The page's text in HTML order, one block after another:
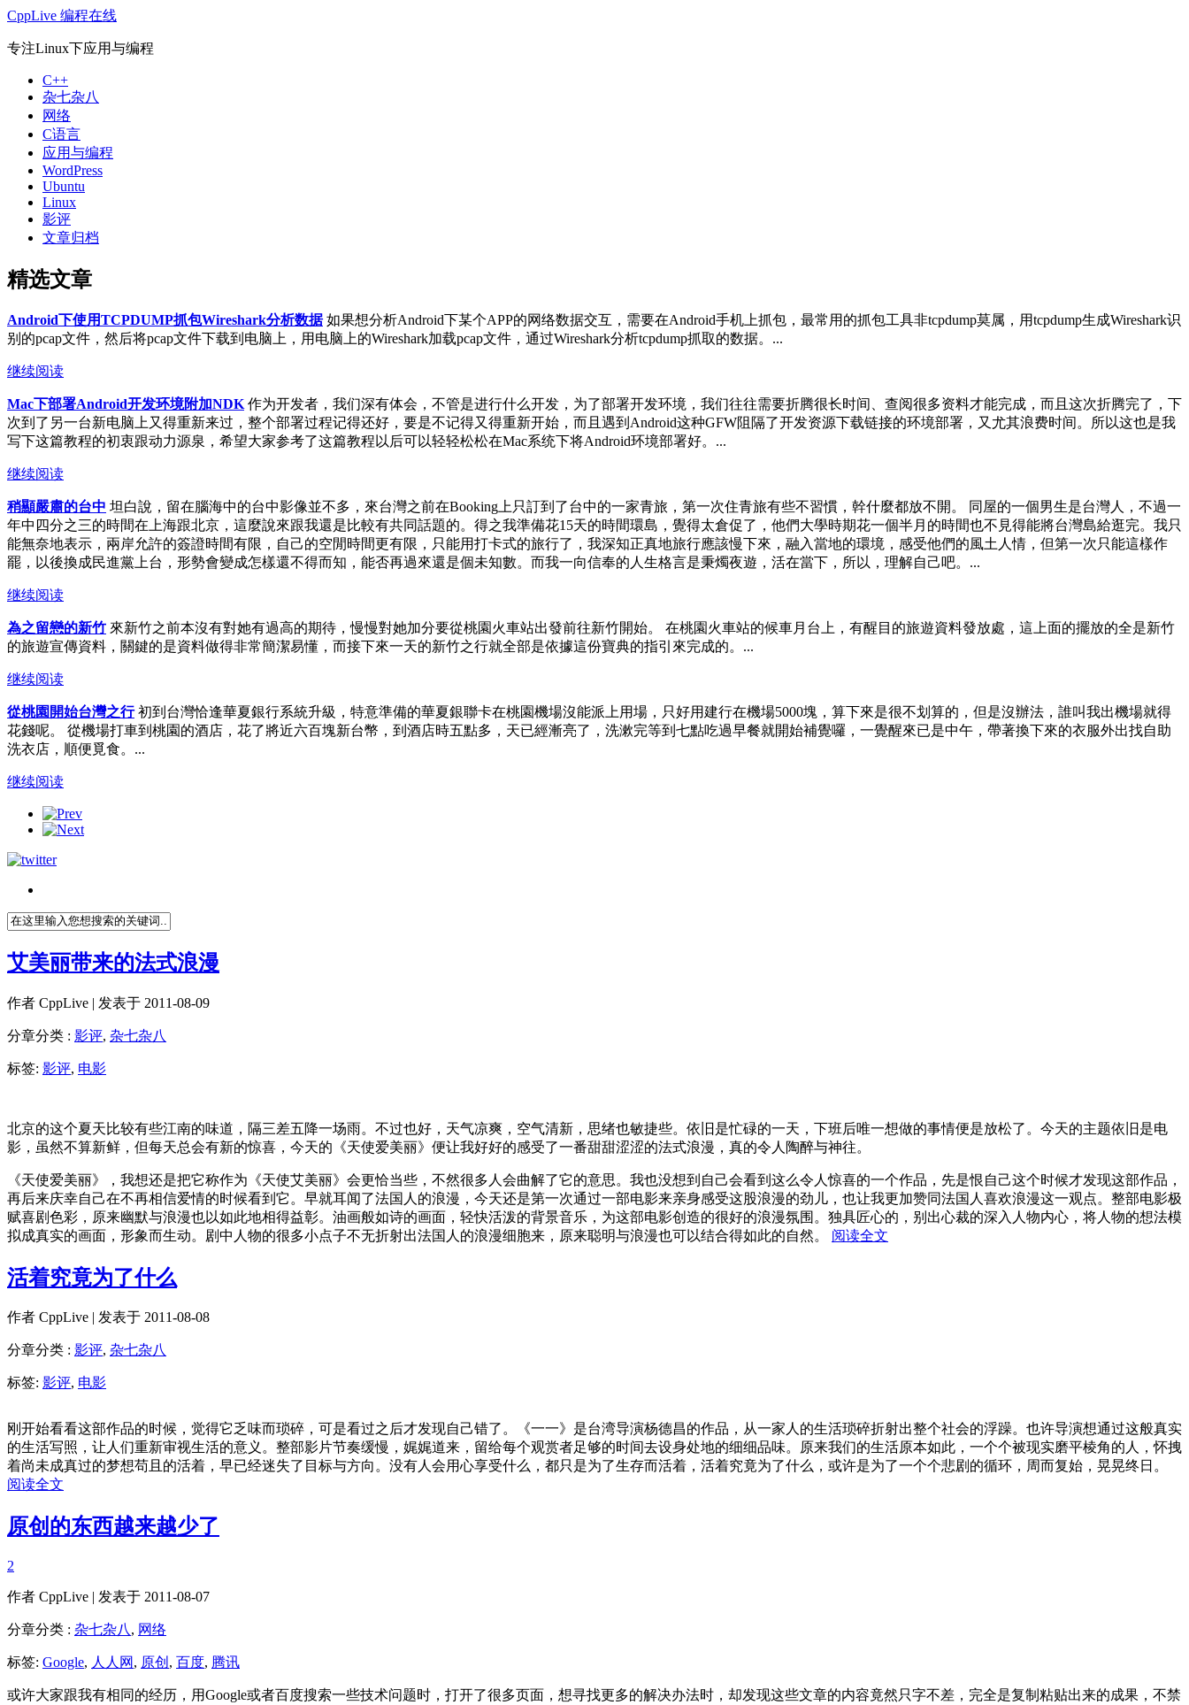
CppLive 编程在线
专注Linux下应用与编程
C++
杂七杂八
网络
C语言
应用与编程
WordPress
Ubuntu
Linux
影评
文章归档
精选文章
Android下使用TCPDUMP抓包Wireshark分析数据如果想分析Android下某个APP的网络数据交互，需要在Android手机上抓包，最常用的抓包工具非tcpdump莫属，用tcpdump生成Wireshark识
别的pcap文件，然后将pcap文件下载到电脑上，用电脑上的Wireshark加载pcap文件，通过Wireshark分析tcpdump抓取的数据。...
继续阅读
Mac下部署Android开发环境附加NDK 作为开发者，我们深有体会，不管是进行什么开发，为了部署开发环境，我们往往需要折腾很长时间、查阅很多资料才能完成，而且这次折腾完了，下
次到了另一台新电脑上又得重新来过，整个部署过程记得还好，要是不记得又得重新开始，而且遇到Android这种GFW阻隔了开发资源下载链接的环境部署，又尤其浪费时间。所以这也是我
写下这篇教程的初衷跟动力源泉，希望大家参考了这篇教程以后可以轻轻松松在Mac系统下将Android环境部署好。...
继续阅读
稍顯嚴肅的台中 坦白說，留在腦海中的台中影像並不多，來台灣之前在Booking上只訂到了台中的一家青旅，第一次住青旅有些不習慣，幹什麼都放不開。 同屋的一個男生是台灣人，不過一
年中四分之三的時間在上海跟北京，這麼說來跟我還是比較有共同話題的。得之我準備花15天的時間環島，覺得太倉促了，他們大學時期花一個半月的時間也不見得能將台灣島給逛完。我只
能無奈地表示，兩岸允許的簽證時間有限，自己的空閒時間更有限，只能用打卡式的旅行了，我深知正真地旅行應該慢下來，融入當地的環境，感受他們的風土人情，但第一次只能這樣作
罷，以後換成民進黨上台，形勢會變成怎樣還不得而知，能否再過來還是個未知數。而我一向信奉的人生格言是秉燭夜遊，活在當下，所以，理解自己吧。...
继续阅读
為之留戀的新竹 來新竹之前本沒有對她有過高的期待，慢慢對她加分要從桃園火車站出發前往新竹開始。 在桃園火車站的候車月台上，有醒目的旅遊資料發放處，這上面的擺放的全是新竹
的旅遊宣傳資料，關鍵的是資料做得非常簡潔易懂，而接下來一天的新竹之行就全部是依據這份寶典的指引來完成的。...
继续阅读
從桃園開始台灣之行初到台灣恰逢華夏銀行系統升級，特意準備的華夏銀聯卡在桃園機場沒能派上用場，只好用建行在機場5000塊，算下來是很不划算的，但是沒辦法，誰叫我出機場就得
花錢呢。 從機場打車到桃園的酒店，花了將近六百塊新台幣，到酒店時五點多，天已經漸亮了，洗漱完等到七點吃過早餐就開始補覺囉，一覺醒來已是中午，帶著換下來的衣服外出找自助
洗衣店，順便覓食。...
继续阅读
艾美丽带来的法式浪漫
作者 CppLive | 发表于 2011-08-09
分章分类 : 影评, 杂七杂八
标签: 影评, 电影
北京的这个夏天比较有些江南的味道，隔三差五降一场雨。不过也好，天气凉爽，空气清新，思绪也敏捷些。依旧是忙碌的一天，下班后唯一想做的事情便是放松了。今天的主题依旧是电
影，虽然不算新鲜，但每天总会有新的惊喜，今天的《天使爱美丽》便让我好好的感受了一番甜甜涩涩的法式浪漫，真的令人陶醉与神往。
《天使爱美丽》，我想还是把它称作为《天使艾美丽》会更恰当些，不然很多人会曲解了它的意思。我也没想到自己会看到这么令人惊喜的一个作品，先是恨自己这个时候才发现这部作品，
再后来庆幸自己在不再相信爱情的时候看到它。早就耳闻了法国人的浪漫，今天还是第一次通过一部电影来亲身感受这股浪漫的劲儿，也让我更加赞同法国人喜欢浪漫这一观点。整部电影极
赋喜剧色彩，原来幽默与浪漫也以如此地相得益彰。油画般如诗的画面，轻快活泼的背景音乐，为这部电影创造的很好的浪漫氛围。独具匠心的，别出心裁的深入人物内心，将人物的想法模
拟成真实的画面，形象而生动。剧中人物的很多小点子不无折射出法国人的浪漫细胞来，原来聪明与浪漫也可以结合得如此的自然。 阅读全文
活着究竟为了什么
作者 CppLive | 发表于 2011-08-08
分章分类 : 影评, 杂七杂八
标签: 影评, 电影
刚开始看看这部作品的时候，觉得它乏味而琐碎，可是看过之后才发现自己错了。《一一》是台湾导演杨德昌的作品，从一家人的生活琐碎折射出整个社会的浮躁。也许导演想通过这般真实
的生活写照，让人们重新审视生活的意义。整部影片节奏缓慢，娓娓道来，留给每个观赏者足够的时间去设身处地的细细品味。原来我们的生活原本如此，一个个被现实磨平棱角的人，怀拽
着尚未成真过的梦想苟且的活着，早已经迷失了目标与方向。没有人会用心享受什么，都只是为了生存而活着，活着究竟为了什么，或许是为了一个个悲剧的循环，周而复始，晃晃终日。
阅读全文
原创的东西越来越少了
2
作者 CppLive | 发表于 2011-08-07
分章分类 : 杂七杂八 , 网络
标签: Google, 人人网 , 原创 , 百度, 腾讯
或许大家跟我有相同的经历，用Google或者百度搜索一些技术问题时，打开了很多页面，想寻找更多的解决办法时，却发现这些文章的内容竟然只字不差，完全是复制粘贴出来的成果，不禁